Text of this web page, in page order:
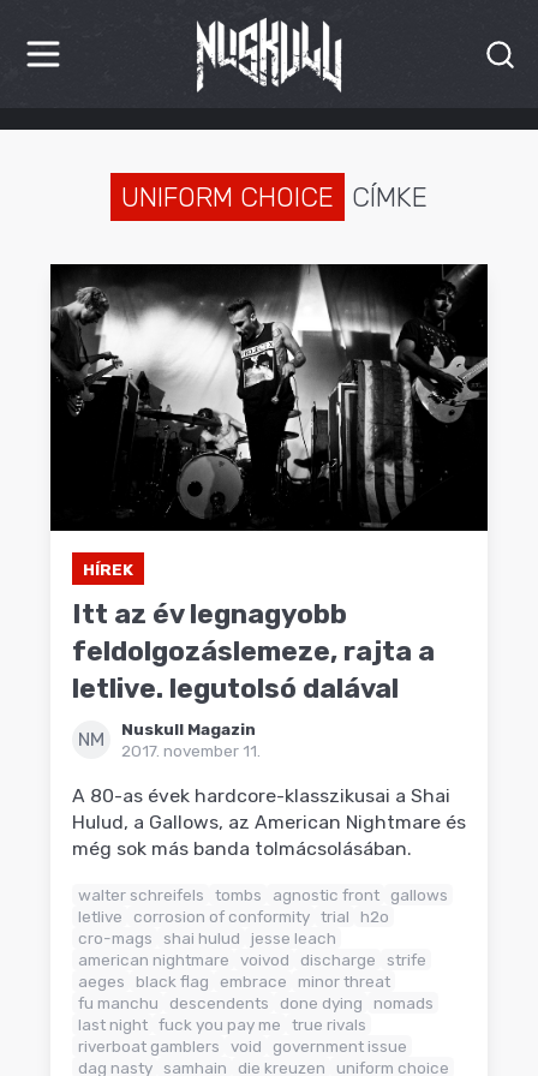
HÍREK
INTERJÚK
PREMIEREK
KULT
UNIFORM CHOICE CÍMKE
HÍREK
Itt az év legnagyobb
feldolgozáslemeze, rajta a
letlive. legutolsó dalával
NM
Nuskull Magazin
2017. november 11.
A 80-as évek hardcore-klasszikusai a Shai
Hulud, a Gallows, az American Nightmare és
még sok más banda tolmácsolásában.
walter schreifels tombs agnostic front
gallows
letlive
corrosion of conformity trial
h2o
cro-mags
shai hulud
jesse leach
american nightmare
voivod discharge
strife
aeges
black flag embrace
minor threat
fu manchu
descendents done dying
nomads
last night fuck you pay me
true rivals
riverboat gamblers
void
government issue
dag nasty samhain die kreuzen uniform choice